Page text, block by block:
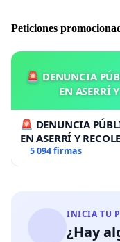
Peticiones
🚨 DENUNCIA
EN ASERRÍ
🚨 DENUNCIA
EN ASERRÍ Y
5 094 firmas
INICIA TU
¿Hay